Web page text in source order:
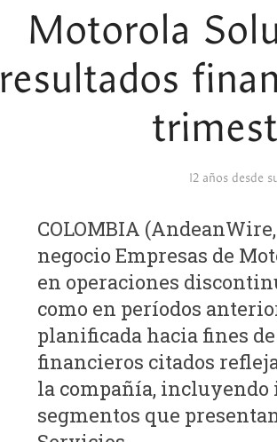
Motorola
resultados
12 años desde
COLOMBIA
negocio Empresas de
en operaciones
como en períodos
planificada hacia fines
financieros citados
la compañía, incluyendo
segmentos que